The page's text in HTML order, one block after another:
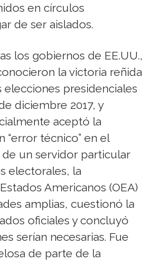
en círculos
de ser aislados.
los gobiernos de EE.UU.,
la victoria reñida
elecciones presidenciales
diciembre 2017, y
aceptó la
“error técnico” en el
un servidor particular
electorales, la
Americanos (OEA)
amplias, cuestionó la
oficiales y concluyó
serían necesarias. Fue
de parte de la